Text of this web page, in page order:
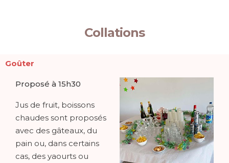
Collations
Goûter
Proposé à 15h30
Jus de fruit, boissons
chaudes sont proposés
avec des gâteaux, du
pain ou, dans certains
cas, des yaourts ou